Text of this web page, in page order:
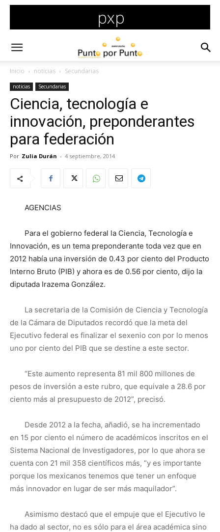
Inicio noticias Secundarias
noticias Secundarias
Ciencia, tecnología e
innovación, preponderantes
para federación
Por Zulia Durán - 4 septiembre, 2014
AGENCIAS
Para el gobierno federal la Ciencia, Tecnología e
Innovación, es un tema preponderante toda vez que en
2012 había una inversión de 0.43 por ciento del Producto
Interno Bruto (PIB) y ahora es de 0.56 por ciento, dijo la
diputada Irazema González.
La secretaria de la Comisión de Ciencia y Tecnología
de la Cámara de Diputados recordó que la meta del
Ejecutivo federal es finalizar el sexenio con por lo menos
uno por ciento del PIB que se destine a este sector.
“Este aumento representa 81 mil 800 millones de
pesos de inversión a este rubro, que equivale a 28.6 por
ciento más al presupuesto de 2012”, precisó.
Desde 2012 a la fecha, añadió, se ha incrementado
en 15 por ciento el número de académicos inscritos en el
Sistema Nacional de Investigadores, por lo que ahora se
cuenta con 21 mil 358 científicos más, “y es importante
porque los mexicanos tenemos que tener un enfoque
más innovador en lugar de ser más maquilador”.
Asimismo destacó que el empuje que el Ejecutivo le
ha dado al sector, no es sólo para el área académica sino